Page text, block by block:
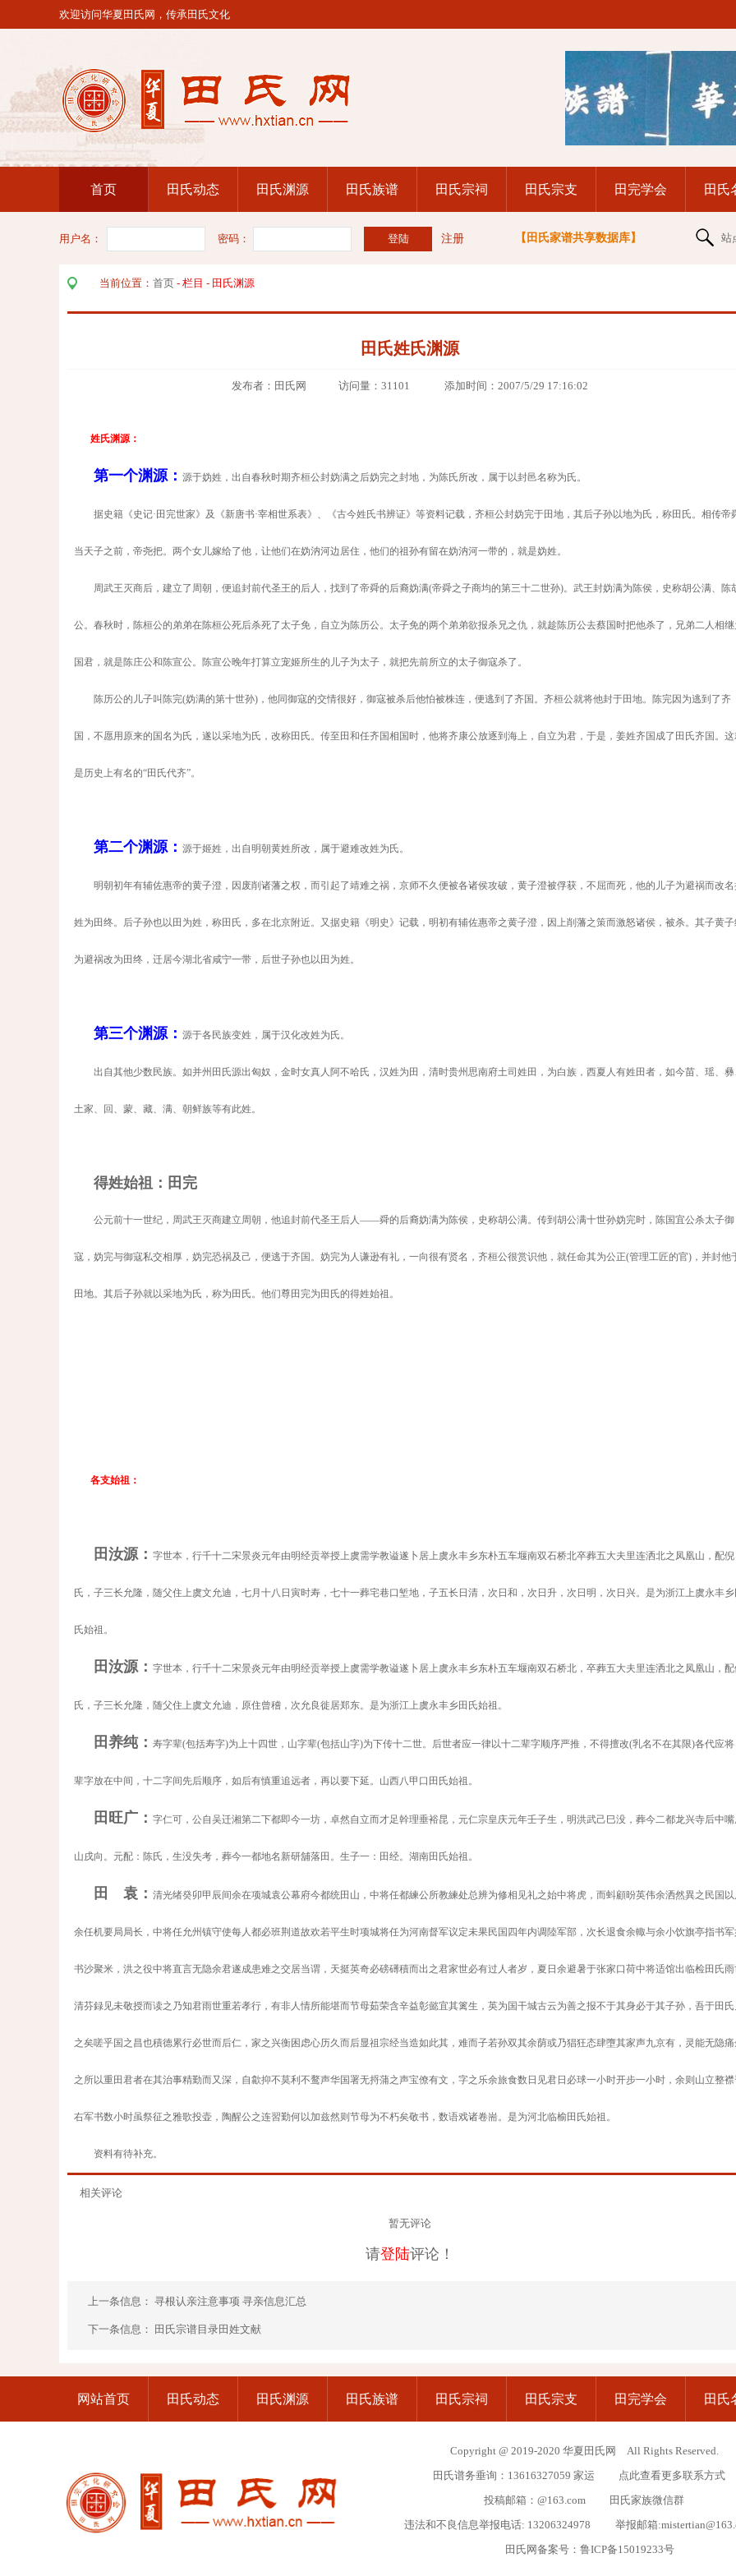
欢迎访问华夏田氏网，传承田氏文化
首页 田氏动态 田氏渊源 田氏族谱 田氏宗祠 田氏宗支 田完学会 田氏
用户名： 密码： 注册 【田氏家谱共享数据库】 站
当前位置： 首页 - 栏目 - 田氏渊源
田氏姓氏渊源
发布者：田氏网 访问量：31101 添加时间：2007/5/29 17:16:02
姓氏渊源：
第一个渊源：源于妫姓，出自春秋时期齐桓公封妫满之后妫完之封地，为陈氏所改，属于以封邑名称为氏。
据史籍《史记· 田完世家》及《新唐书·宰相世系表》、《古今姓氏书辨证》等资料记载，齐桓公封妫完于田地，其后子孙以地为氏，称田氏。相传帝
当天子之前，帝尧把。两个女儿嫁给了他，让他们在妫汭河边居住，他们的祖孙有留在妫汭河一带的，就是妫姓。
周武王灭商后，建立了周朝，便追封前代圣王的后人，找到了帝舜的后裔妫满(帝舜之子商均的第三十二世孙)。武王封妫满为陈侯，史称胡公满、陈
公。春秋时，陈桓公的弟弟在陈桓公死后杀死了太子免，自立为陈历公。太子免的两个弟弟欲报杀兄之仇，就趁陈历公去蔡国时把他杀了，兄弟二人相
国君，就是陈庄公和陈宣公。陈宣公晚年打算立宠姬所生的儿子为太子，就把先前所立的太子御寇杀了。
陈历公的儿子叫陈完(妫满的第十世孙) ，他同御寇的交情很好，御寇被杀后他怕被株连，便逃到了齐国。齐桓公就将他封于田地。陈完因为逃到了齐
国，不愿用原来的国名为氏，遂以采地为氏，改称田氏。传至田和任齐国相国时，他将齐康公放逐到海上，自立为君，于是，姜姓齐国成了田氏齐国。
是历史上有名的“田氏代齐”。
第二个渊源：源于姬姓，出自明朝黄姓所改，属于避难改姓为氏。
明朝初年有辅佐惠帝的黄子澄，因废削诸藩之权，而引起了靖难之祸，京师不久便被各诸侯攻破，黄子澄被俘获，不屈而死，他的儿子为避祸而改
姓为田终。后子孙也以田为姓，称田氏，多在北京附近。又据史籍《明史》记载，明初有辅佐惠帝之黄子澄，因上削藩之策而激怒诸侯，被杀。其子黄
为避祸改为田终，迁居今湖北省咸宁一带，后世子孙也以田为姓。
第三个渊源：源于各民族变姓，属于汉化改姓为氏。
出自其他少数民族。如并州田氏源出匈奴，金时女真人阿不哈氏，汉姓为田，清时贵州思南府土司姓田，为白族，西夏人有姓田者，如今苗、瑶、
土家、回、蒙、藏、满、朝鲜族等有此姓。
得姓始祖：田完
公元前十一世纪，周武王灭商建立周朝，他追封前代圣王后人——舜的后裔妫满为陈侯，史称胡公满。传到胡公满十世孙妫完时，陈国宜公杀太子御
寇，妫完与御寇私交相厚，妫完恐祸及己，便逃于齐国。妫完为人谦逊有礼，一向很有贤名，齐桓公很赏识他，就任命其为公正(管理工匠的官) ，并封他
田地。其后子孙就以采地为氏，称为田氏。他们尊田完为田氏的得姓始祖。
各支始祖：
田汝源：字世本，行千十二宋景炎元年由明经贡举授上虞需学教谥遂卜居上虞永丰乡东朴五车堰南双石桥北卒葬五大夫里连洒北之凤凰山，配倪
氏，子三长允隆，随父住上虞文允迪， 七月十八日 寅时寿，七十一葬宅巷口堑地，子五长日清，次日和，次日升，次日明，次日兴。是为浙江上虞永丰
氏始祖。
田汝源：字世本，行千十二宋景炎元年由明经贡举授上虞需学教谥遂卜居上虞永丰乡东朴五车堰南双石桥北，卒葬五大夫里连洒北之凤凰山，
氏，子三长允隆，随父住上虞文允迪，原住曾稽，次允良徙居郑东。是为浙江上虞永丰乡田氏始祖。
田养纯：寿字辈(包括寿字)为上十四世，山字辈(包括山字)为下传十二世。后世者应一律以十二辈字顺序严推，不得擅改(乳名不在其限)各代应
辈字放在中间，十二字间先后顺序，如后有慎重追远者，再以要下延。山西八甲口田氏始祖。
田旺广：字仁可，公自吴迁湘第二下都即今一坊，卓然自立而才足幹理垂裕昆，元仁宗皇庆元年壬子生，明洪武己巳没，葬今二都龙兴寺后中
山戌向。元配：陈氏，生没失考，葬今一都地名新研舖落田。生子一：田经。湖南田氏始祖。
田 袁：清光绪癸卯甲辰间余在项城袁公幕府今都统田山，中将任都練公所教練处总辨为修相见礼之始中将虎，而蚪顧昐英伟余洒然異之民国
余任机要局局长，中将任允州镇守使每人都必班荆道故欢若平生时项城将任为河南督军议定未果民国四年内调陸军部，次长退食余輙与余小饮旗亭指书
书沙聚米，洪之役中将直言无隐余君遂成患难之交居当谓，天挺英奇必磅礡積而出之君家世必有过人者岁，夏日余避暑于张家口荷中将适馆出临检田氏
清芬録见未敬授而读之乃知君雨世重若孝行，有非人情所能堪而节母茹荣含辛益彰懿宜其篱生，英为国干城古云为善之报不于其身必于其子孙，吾于田
之矣嗟乎国之昌也積德累行必世而后仁，家之兴衡困虑心历久而后显祖宗经当造如此其，难而子若孙双其余荫或乃猖狂态肆墮其家声九京有，灵能无隐
之所以重田君者在其治事精勤而又深，自歙抑不莫利不鹜声华国署无捋蒲之声宝僚有文，字之乐余旅食数日见君日必球一小时开步一小时，余则山立整
右军书数小时虽祭征之雅歌投壶，陶醒公之连習勤何以加兹然则节母为不朽矣敬书，数语戏诸卷耑。是为河北临榆田氏始祖。
资料有待补充。
相关评论
暂无评论
请登陆评论！
上一条信息： 寻根认亲注意事项 寻亲信息汇总
下一条信息： 田氏宗谱目录田姓文献
网站首页 田氏动态 田氏渊源 田氏族谱 田氏宗祠 田氏宗支 田完学会 田氏
Copyright @ 2019-2020 华夏田氏网 All Rights Reserved.
田氏谱务垂询：13616327059 家运 点此查看更多联系方式
投稿邮箱：@163.com
田氏家族微信群
违法和不良信息举报电话: 13206324978 举报邮箱
田氏网备案号： 鲁ICP备15019233号